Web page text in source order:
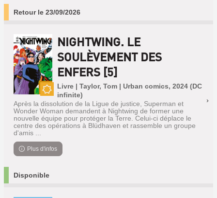
Retour le 23/09/2026
NIGHTWING. LE
SOULÈVEMENT DES
ENFERS [5]
Livre | Taylor, Tom | Urban comics, 2024 (DC
infinite)
Après la dissolution de la Ligue de justice, Superman et
Wonder Woman demandent à Nightwing de former une
nouvelle équipe pour protéger la Terre. Celui-ci déplace le
centre des opérations à Blüdhaven et rassemble un groupe
d'amis ...
Plus d'infos
Disponible